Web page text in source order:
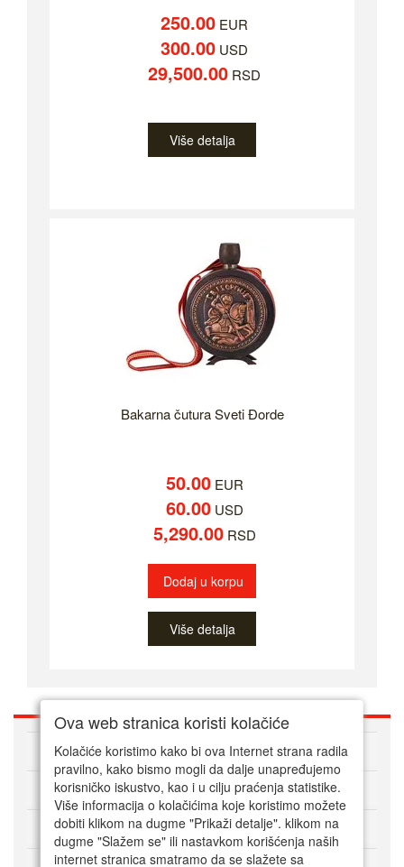
250.00 EUR
300.00 USD
29,500.00 RSD
Više detalja
Bakarna čutura Sveti Đorde
50.00EUR
60.00USD
5,290.00RSD
Dodaj u korpu
Više detalja
O nama
Kako kupovati online
Korisnički servis
Ova web stranica koristi kolačiće
Kolačiće koristimo kako bi ova Internet strana radila
pravilno, kako bismo mogli da dalje unapređujemo
korisničko iskustvo, kao i u cilju praćenja statistike.
Više informacija o kolačićima koje koristimo možete
dobiti klikom na dugme "Prikaži detalje". klikom na
dugme "Slažem se" ili nastavkom korišćenja naših
internet stranica smatramo da se slažete sa